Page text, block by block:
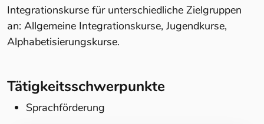
Integrationskurse für unterschiedliche Zielgruppen
an: Allgemeine Integrationskurse, Jugendkurse,
Alphabetisierungskurse.
Tätigkeitsschwerpunkte
Sprachförderung